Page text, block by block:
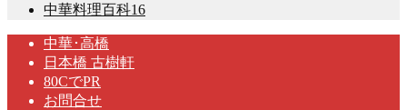
中華料理百科16
中華･高橋
日本橋 古樹軒
80CでPR
お問合せ